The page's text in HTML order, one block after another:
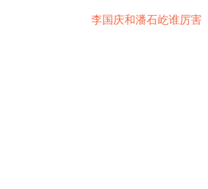
李国庆和潘石屹谁厉害